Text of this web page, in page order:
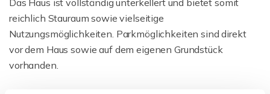
Das Haus ist vollständig unterkellert und bietet somit
reichlich Stauraum sowie vielseitige
Nutzungsmöglichkeiten. Parkmöglichkeiten sind direkt
vor dem Haus sowie auf dem eigenen Grundstück
vorhanden.